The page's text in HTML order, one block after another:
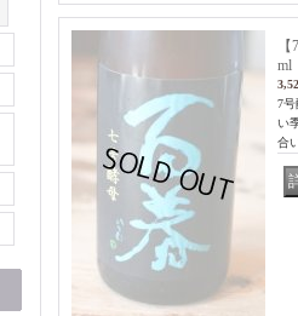
ml
7
い
合